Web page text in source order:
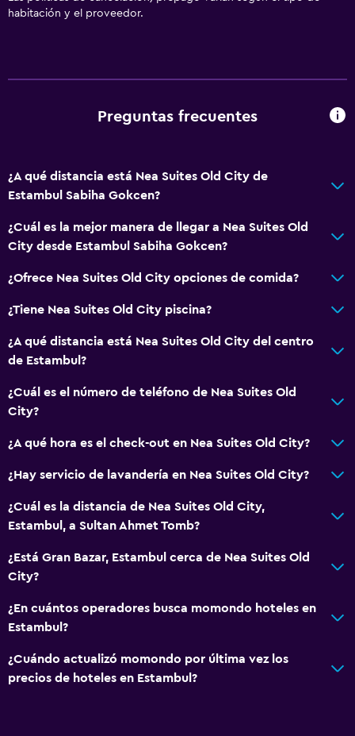
Cuidado de niños o guardería
habitación y el proveedor.
Preguntas frecuentes
¿A qué distancia está Nea Suites Old City de
Estambul Sabiha Gokcen?
¿Cuál es la mejor manera de llegar a Nea Suites Old
City desde Estambul Sabiha Gokcen?
¿Ofrece Nea Suites Old City opciones de comida?
¿Tiene Nea Suites Old City piscina?
¿A qué distancia está Nea Suites Old City del centro
de Estambul?
¿Cuál es el número de teléfono de Nea Suites Old
City?
¿A qué hora es el check-out en Nea Suites Old City?
¿Hay servicio de lavandería en Nea Suites Old City?
¿Cuál es la distancia de Nea Suites Old City,
Estambul, a Sultan Ahmet Tomb?
¿Está Gran Bazar, Estambul cerca de Nea Suites Old
City?
¿En cuántos operadores busca momondo hoteles en
Estambul?
¿Cuándo actualizó momondo por última vez los
precios de hoteles en Estambul?